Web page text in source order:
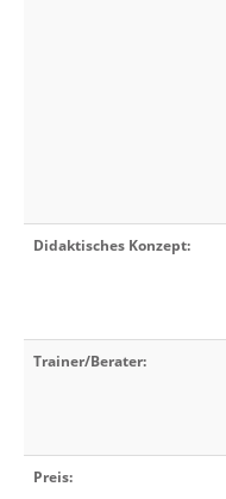
Didaktisches Konzept:
Trainer/Berater:
Preis: